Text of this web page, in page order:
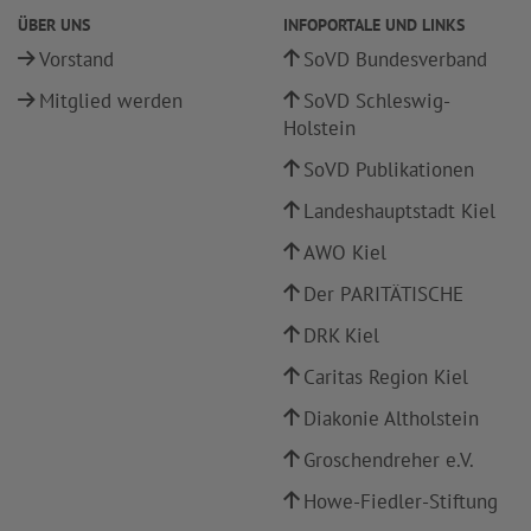
ÜBER UNS
Vorstand
Mitglied werden
INFOPORTALE UND LINKS
SoVD Bundesverband
SoVD Schleswig-
Holstein
SoVD Publikationen
Landeshauptstadt Kiel
AWO Kiel
Der PARITÄTISCHE
DRK Kiel
Caritas Region Kiel
Diakonie Altholstein
Groschendreher e.V.
Howe-Fiedler-Stiftung